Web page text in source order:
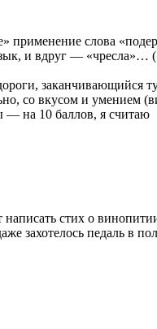
применение слова
и вдруг —
со вкусом и умением
— на 10 баллов, я считаю
написать стих о
захотелось педаль в